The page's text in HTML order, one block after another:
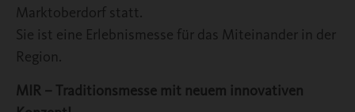
Marktoberdorf statt.
Sie ist eine Erlebnismesse für das Miteinander in der
Region.
MIR – Traditionsmesse mit neuem innovativen